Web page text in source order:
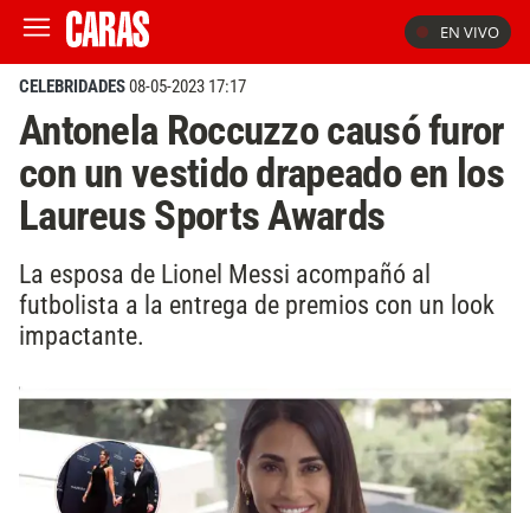
EN VIVO
CELEBRIDADES08-05-2023 17:17
Antonela Roccuzzo causó furor
con un vestido drapeado en los
Laureus Sports Awards
La esposa de Lionel Messi acompañó al
futbolista a la entrega de premios con un look
impactante.